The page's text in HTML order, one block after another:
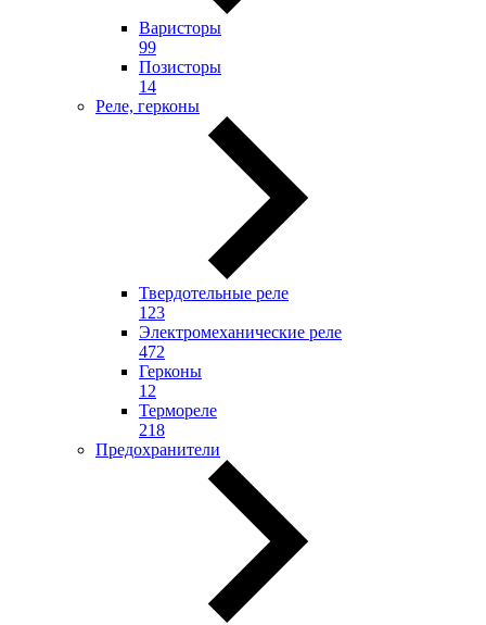
Варисторы
99
Позисторы
14
Реле, герконы
Твердотельные реле
123
Электромеханические реле
472
Герконы
12
Термореле
218
Предохранители